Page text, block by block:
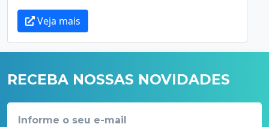
Veja mais
RECEBA NOSSAS NOVIDADES